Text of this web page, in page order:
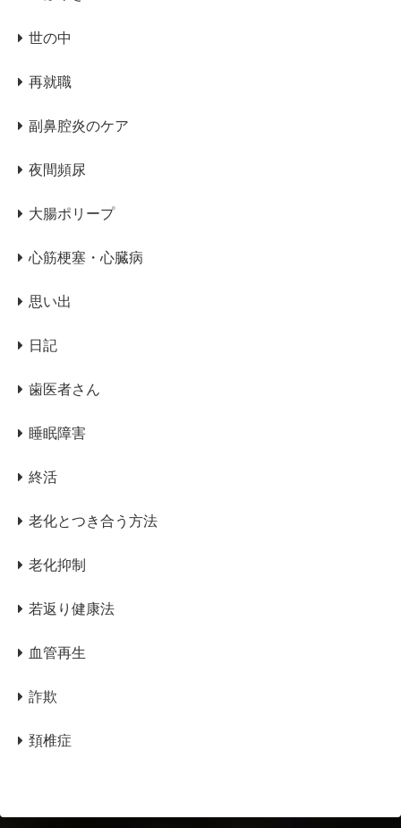
世の中
再就職
副鼻腔炎のケア
夜間頻尿
大腸ポリープ
心筋梗塞・心臓病
思い出
日記
歯医者さん
睡眠障害
終活
老化とつき合う方法
老化抑制
若返り健康法
血管再生
詐欺
頚椎症